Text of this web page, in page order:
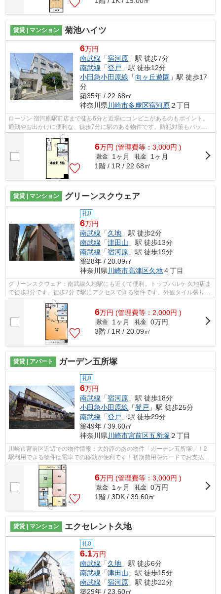
賃貸 | マンション 菊池ハイツ
6万円
南武線 「宿河原 」駅 徒歩7分
南武線 「登戸 」駅 徒歩12分
小田急小田原線 「向ヶ丘遊園 」駅 徒歩17
分
築35年 / 22.68㎡
神奈川県 川崎市多摩区宿河原２丁目
ローソン 宿河原駅前店まで徒歩6分と近場にコンビニがあるのもポイント。
通勤やお出かけに便利な、徒歩7分に駅のある物件です。防犯対策もバッチ
リなマンションタイプの物件です。こち...
6万円 (管理費等：3,000円 )
敷金 1ヶ月 礼金
1ヶ月
1階 / 1R / 22.68㎡
賃貸 | マンション グリーンスクウェア
礼0
6万円
南武線 「久地 」駅 徒歩2分
南武線 「津田山 」駅 徒歩13分
南武線 「宿河原 」駅 徒歩19分
築28年 / 20.09㎡
神奈川県 川崎市高津区久地４丁目
グリーンスクウェア：南武線久地駅にも近くて便利。トップパルケ 久地店ま
で徒歩3分です。徒歩2分で駅にアクセスできる物件です。外観タイル張りは
耐久性に優れ、管理の手間も抑えられ...
6万円 (管理費等：2,000円 )
敷金 1ヶ月 礼金 0万円
3階 / 1R / 20.09㎡
賃貸 | アパート ガーデン五所塚
礼0
6万円
南武線 「宿河原 」駅 徒歩18分
小田急小田原線 「登戸 」駅 徒歩25分
南武線 「登戸 」駅 徒歩29分
築49年 / 39.60㎡
神奈川県川崎市宮前区五所塚２丁目
川崎市宮前区近辺での物件情報：大好評のあの物件「ガーデン五所塚」！2
駅利用できる物件は電車での移動が便利です！初期費用をカードでお支払い
いただけるので、カードで決済したい方...
6万円 (管理費等：3,000円 )
敷金 1ヶ月 礼金 0万円
1階 / 3DK / 39.60㎡
賃貸 | マンション エクセレント久地
礼0
6.1万円
南武線 「久地 」駅 徒歩6分
南武線 「津田山 」駅 徒歩15分
南武線 「宿河原 」駅 徒歩22分
築29年 / 23.60㎡